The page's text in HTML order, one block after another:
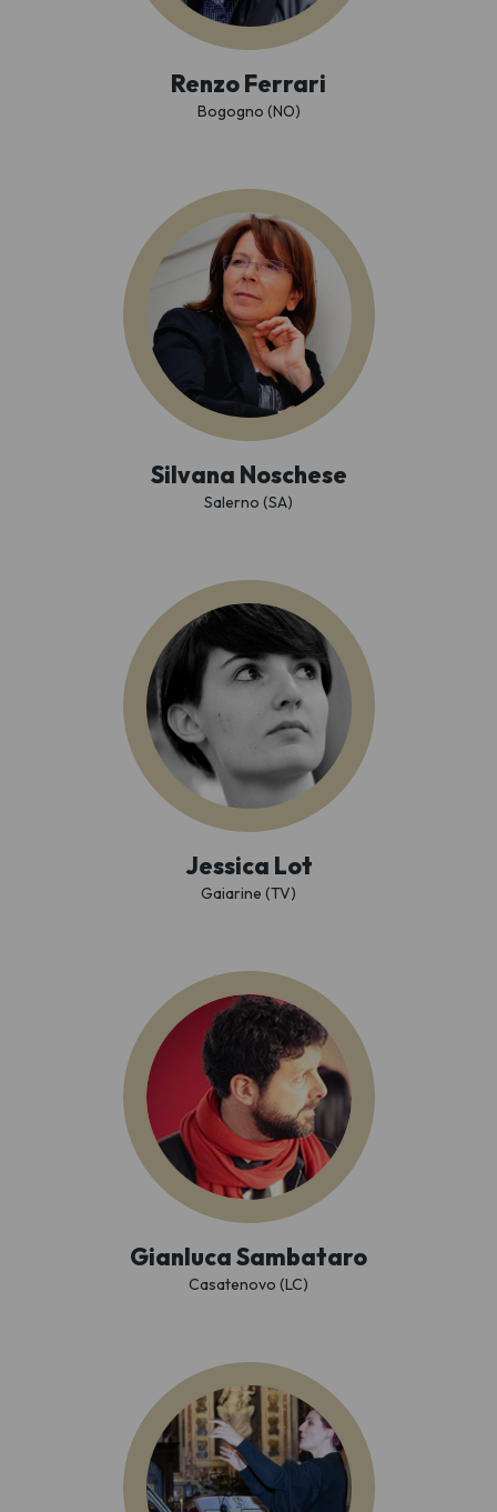
Renzo Ferrari
Bogogno (NO)
Silvana Noschese
Salerno (SA)
Jessica Lot
Gaiarine (TV)
Gianluca Sambataro
Casatenovo (LC)